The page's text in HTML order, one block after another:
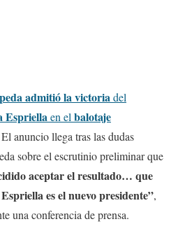
admitió la victoriadel
Espriellaen elbalotaje
anuncio llega tras las dudas
sobre el escrutinio preliminar que
aceptar el resultado… que
es el nuevo presidente”,
una conferencia de prensa.